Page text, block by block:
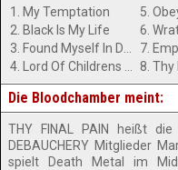
1. My Temptation
2. Black Is My Life
5.
7.
8. Thy
Die Bloodchamber meint:
THY FINAL PAIN heißt
DEBAUCHERY Mitglieder
spielt Death Metal im